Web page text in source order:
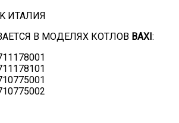
ИТАЛИЯ
В МОДЕЛЯХ КОТЛОВ BAXI :